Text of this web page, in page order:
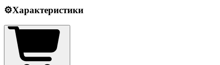
⚙️Характеристики